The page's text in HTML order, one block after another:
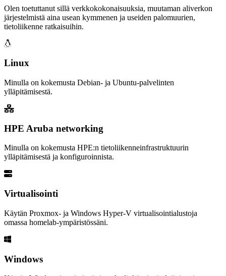
Olen toetuttanut sillä verkkokokonaisuuksia, muutaman aliverkon
järjestelmistä aina usean kymmenen ja useiden palomuurien,
tietoliikenne ratkaisuihin.
Linux
Minulla on kokemusta Debian- ja Ubuntu-palvelinten
ylläpitämisestä.
HPE Aruba networking
Minulla on kokemusta HPE:n tietoliikenneinfrastruktuurin
ylläpitämisestä ja konfiguroinnista.
Virtualisointi
Käytän Proxmox- ja Windows Hyper-V virtualisointialustoja
omassa homelab-ympäristössäni.
Windows